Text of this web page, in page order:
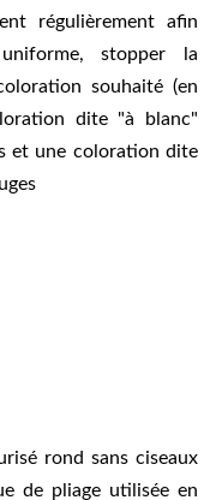
régulièrement afin
stopper la
souhaité (en
dite "à blanc"
et une coloration dite
rond sans ciseaux
de pliage utilisée en